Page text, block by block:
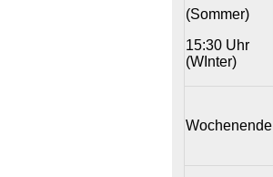
(Sommer)
15:30 Uhr
(WInter)
Wochenende